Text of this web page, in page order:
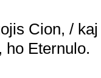
Cion, /
ho Eternulo.